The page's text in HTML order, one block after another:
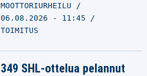
MOOTTORIURHEILU
06.08.2026 - 11:45
TOIMITUS
349 SHL-ottelua pelannut